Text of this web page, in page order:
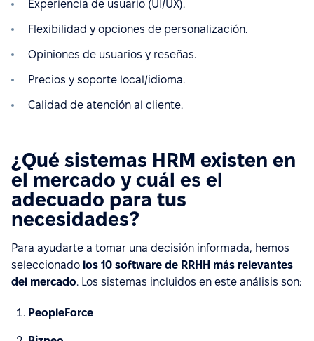
Experiencia de usuario (UI/UX).
Flexibilidad y opciones de personalización.
Opiniones de usuarios y reseñas.
Precios y soporte local/idioma.
Calidad de atención al cliente.
¿Qué sistemas HRM existen en
el mercado y cuál es el
adecuado para tus
necesidades?
Para ayudarte a tomar una decisión informada, hemos
seleccionado los 10 software de RRHH más relevantes
del mercado. Los sistemas incluidos en este análisis son:
PeopleForce